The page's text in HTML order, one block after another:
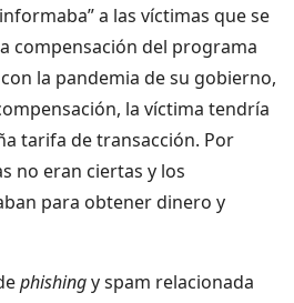
a las víctimas que se
compensación del programa
la pandemia de su gobierno,
la víctima tendría
tarifa de transacción. Por
no eran ciertas y los
para obtener dinero y
phishingy spam relacionada